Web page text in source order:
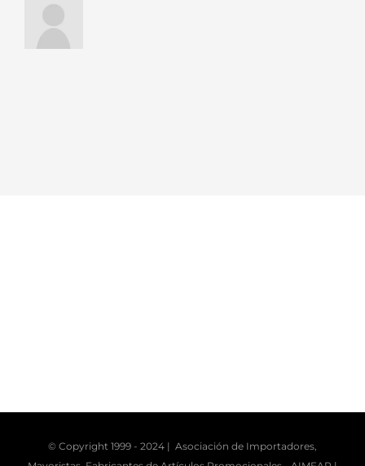
© Copyright 1999 - 2024 | Asociación de Importadores,